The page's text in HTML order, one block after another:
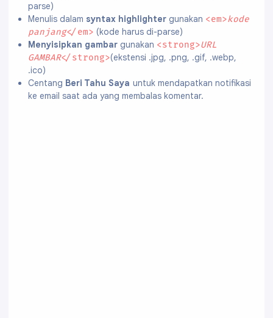
parse)
Menulis dalam syntax highlightergunakan <em>kode
panjang</em> (kode harus di-parse)
Menyisipkan gambargunakan <strong>URL
GAMBAR</strong>(ekstensi .jpg, .png, .gif, .webp,
.ico)
Centang Beri Tahu Saya untuk mendapatkan notifikasi
ke email saat ada yang membalas komentar.